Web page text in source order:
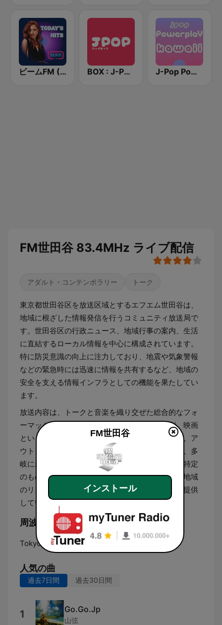
ビームFM (Beam FM) BOX : J-POP Radio - ジェイポップ 無線 J-Pop Powerplay Kawaii
FM世田谷 83.4MHz ライブ配信
アダルト・コンテンポラリー トーク
東京都世田谷区を放送区域とするエフエム世田谷は、
地域に根ざした情報発信を行うコミュニティ放送局で
す。世田谷区の行政ニュース、地域行事の案内、生活
に直結するローカル情報を中心に構成されています。
特に防災意識の向上に注力しており、地震や気象警報
などの緊急時には迅速に情報を共有するなど、地域の
安全を支える情報インフラとしての機能を果たしてい
ます。
放送内容は、トークと音楽を織り交ぜた総合的なフォ
ーマットを採用しています。教育、経済、演劇、映画
といった文化的なトピックから、子育て、ペット、ア
ウトドアなどのライフスタイルに関する話題まで、多
岐にわたる分野を扱っています。音楽ジャンルは特定
のものに限定されず、多様な楽曲を交えながら、地域
のリスナーの関心に沿った多角的なプログラムを提供
しています。
周波数 FM世田谷:
Tokyo: 83.4 FM
人気の曲
過去7日間 過去30日間
1 Go.Go.Jp
山弦
FM世田谷
インストール